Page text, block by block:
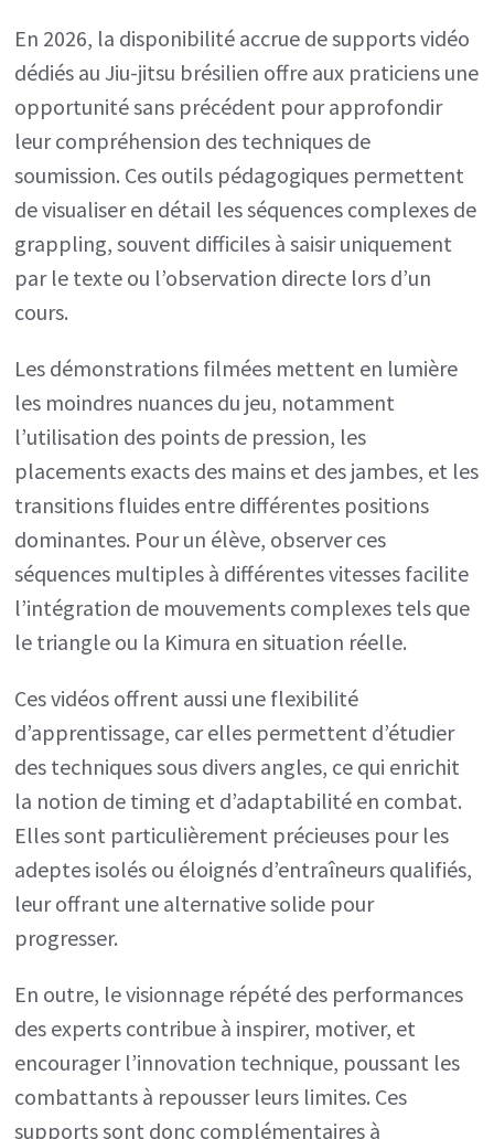
En 2026, la disponibilité accrue de supports vidéo
dédiés au Jiu-jitsu brésilien offre aux praticiens une
opportunité sans précédent pour approfondir
leur compréhension des techniques de
soumission. Ces outils pédagogiques permettent
de visualiser en détail les séquences complexes de
grappling, souvent difficiles à saisir uniquement
par le texte ou l’observation directe lors d’un
cours.
Les démonstrations filmées mettent en lumière
les moindres nuances du jeu, notamment
l’utilisation des points de pression, les
placements exacts des mains et des jambes, et les
transitions fluides entre différentes positions
dominantes. Pour un élève, observer ces
séquences multiples à différentes vitesses facilite
l’intégration de mouvements complexes tels que
le triangle ou la Kimura en situation réelle.
Ces vidéos offrent aussi une flexibilité
d’apprentissage, car elles permettent d’étudier
des techniques sous divers angles, ce qui enrichit
la notion de timing et d’adaptabilité en combat.
Elles sont particulièrement précieuses pour les
adeptes isolés ou éloignés d’entraîneurs qualifiés,
leur offrant une alternative solide pour
progresser.
En outre, le visionnage répété des performances
des experts contribue à inspirer, motiver, et
encourager l’innovation technique, poussant les
combattants à repousser leurs limites. Ces
supports sont donc complémentaires à